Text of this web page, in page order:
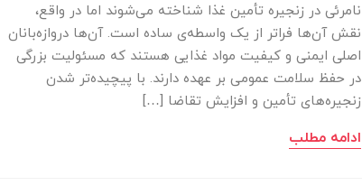
نامرئی در زنجیره تأمین غذا شناخته می‌شوند اما در واقع،
نقش آن‌ها فراتر از یک واسطه‌ی ساده است. آن‌ها دروازه‌بانان
اصلی ایمنی و کیفیت مواد غذایی هستند که مسئولیت بزرگی
در حفظ سلامت عمومی بر عهده دارند. با پیچیده‌تر شدن
زنجیره‌های تأمین و افزایش تقاضا […]
ادامه مطلب